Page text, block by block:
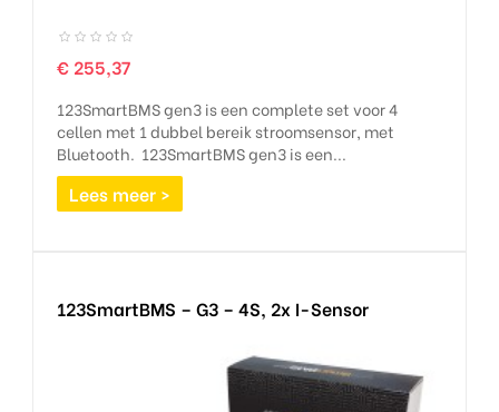
Prijs
€ 255,37
123SmartBMS gen3 is een complete set voor 4
cellen met 1 dubbel bereik stroomsensor, met
Bluetooth. 123SmartBMS gen3 is een...
Lees meer >
123SmartBMS – G3 – 4S, 2x I-Sensor